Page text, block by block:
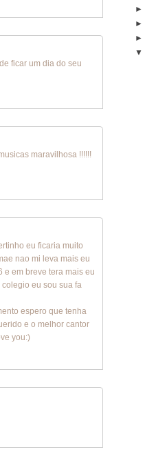
ficar um dia do seu
maravilhosa !!!!!!
eu ficaria muito
nao mi leva mais eu
e em breve tera mais eu
eu sou sua fa
espero que tenha
e o melhor cantor
you:)
►
►
►
▼